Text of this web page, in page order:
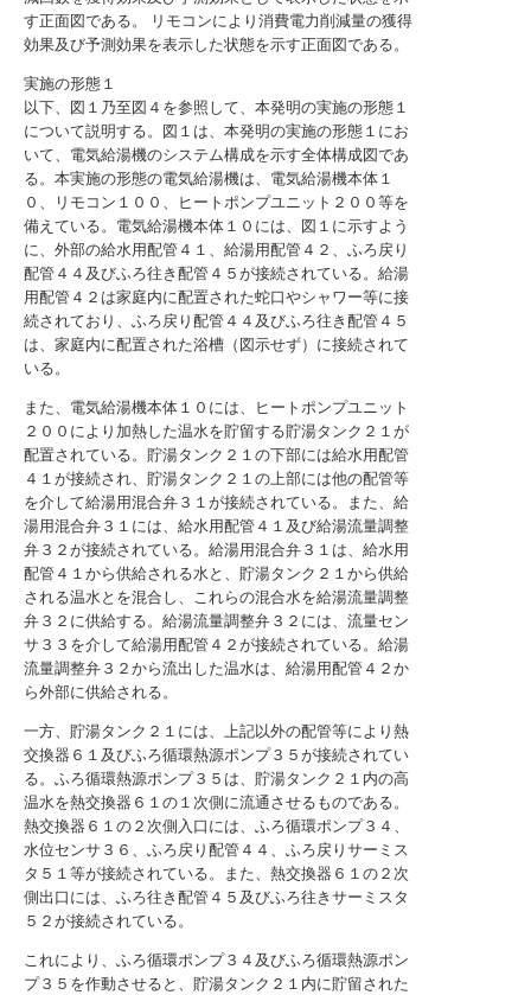
す正面図である。
リモコンにより消費電力削減量の獲得
効果及び予測効果を表示した状態を示す正面図である。
実施の形態１
以下、図１乃至図４を参照して、本発明の実施の形態１
について説明する。図１は、本発明の実施の形態１にお
いて、電気給湯機のシステム構成を示す全体構成図であ
る。本実施の形態の電気給湯機は、電気給湯機本体１
０、リモコン１００、ヒートポンプユニット２００等を
備えている。電気給湯機本体１０には、図１に示すよう
に、外部の給水用配管４１、給湯用配管４２、ふろ戻り
配管４４及びふろ往き配管４５が接続されている。給湯
用配管４２は家庭内に配置された蛇口やシャワー等に接
続されており、ふろ戻り配管４４及びふろ往き配管４５
は、家庭内に配置された浴槽（図示せず）に接続されて
いる。
また、電気給湯機本体１０には、ヒートポンプユニット
２００により加熱した温水を貯留する貯湯タンク２１が
配置されている。貯湯タンク２１の下部には給水用配管
４１が接続され、貯湯タンク２１の上部には他の配管等
を介して給湯用混合弁３１が接続されている。また、給
湯用混合弁３１には、給水用配管４１及び給湯流量調整
弁３２が接続されている。給湯用混合弁３１は、給水用
配管４１から供給される水と、貯湯タンク２１から供給
される温水とを混合し、これらの混合水を給湯流量調整
弁３２に供給する。給湯流量調整弁３２には、流量セン
サ３３を介して給湯用配管４２が接続されている。給湯
流量調整弁３２から流出した温水は、給湯用配管４２か
ら外部に供給される。
一方、貯湯タンク２１には、上記以外の配管等により熱
交換器６１及びふろ循環熱源ポンプ３５が接続されてい
る。ふろ循環熱源ポンプ３５は、貯湯タンク２１内の高
温水を熱交換器６１の１次側に流通させるものである。
熱交換器６１の２次側入口には、ふろ循環ポンプ３４、
水位センサ３６、ふろ戻り配管４４、ふろ戻りサーミス
タ５１等が接続されている。また、熱交換器６１の２次
側出口には、ふろ往き配管４５及びふろ往きサーミスタ
５２が接続されている。
これにより、ふろ循環ポンプ３４及びふろ循環熱源ポン
プ３５を作動させると、貯湯タンク２１内に貯留された